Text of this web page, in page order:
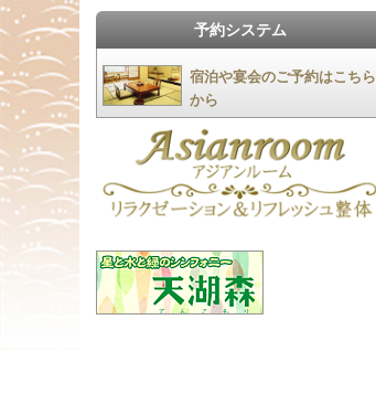
予約システム
宿泊や宴会のご予約はこちら
から